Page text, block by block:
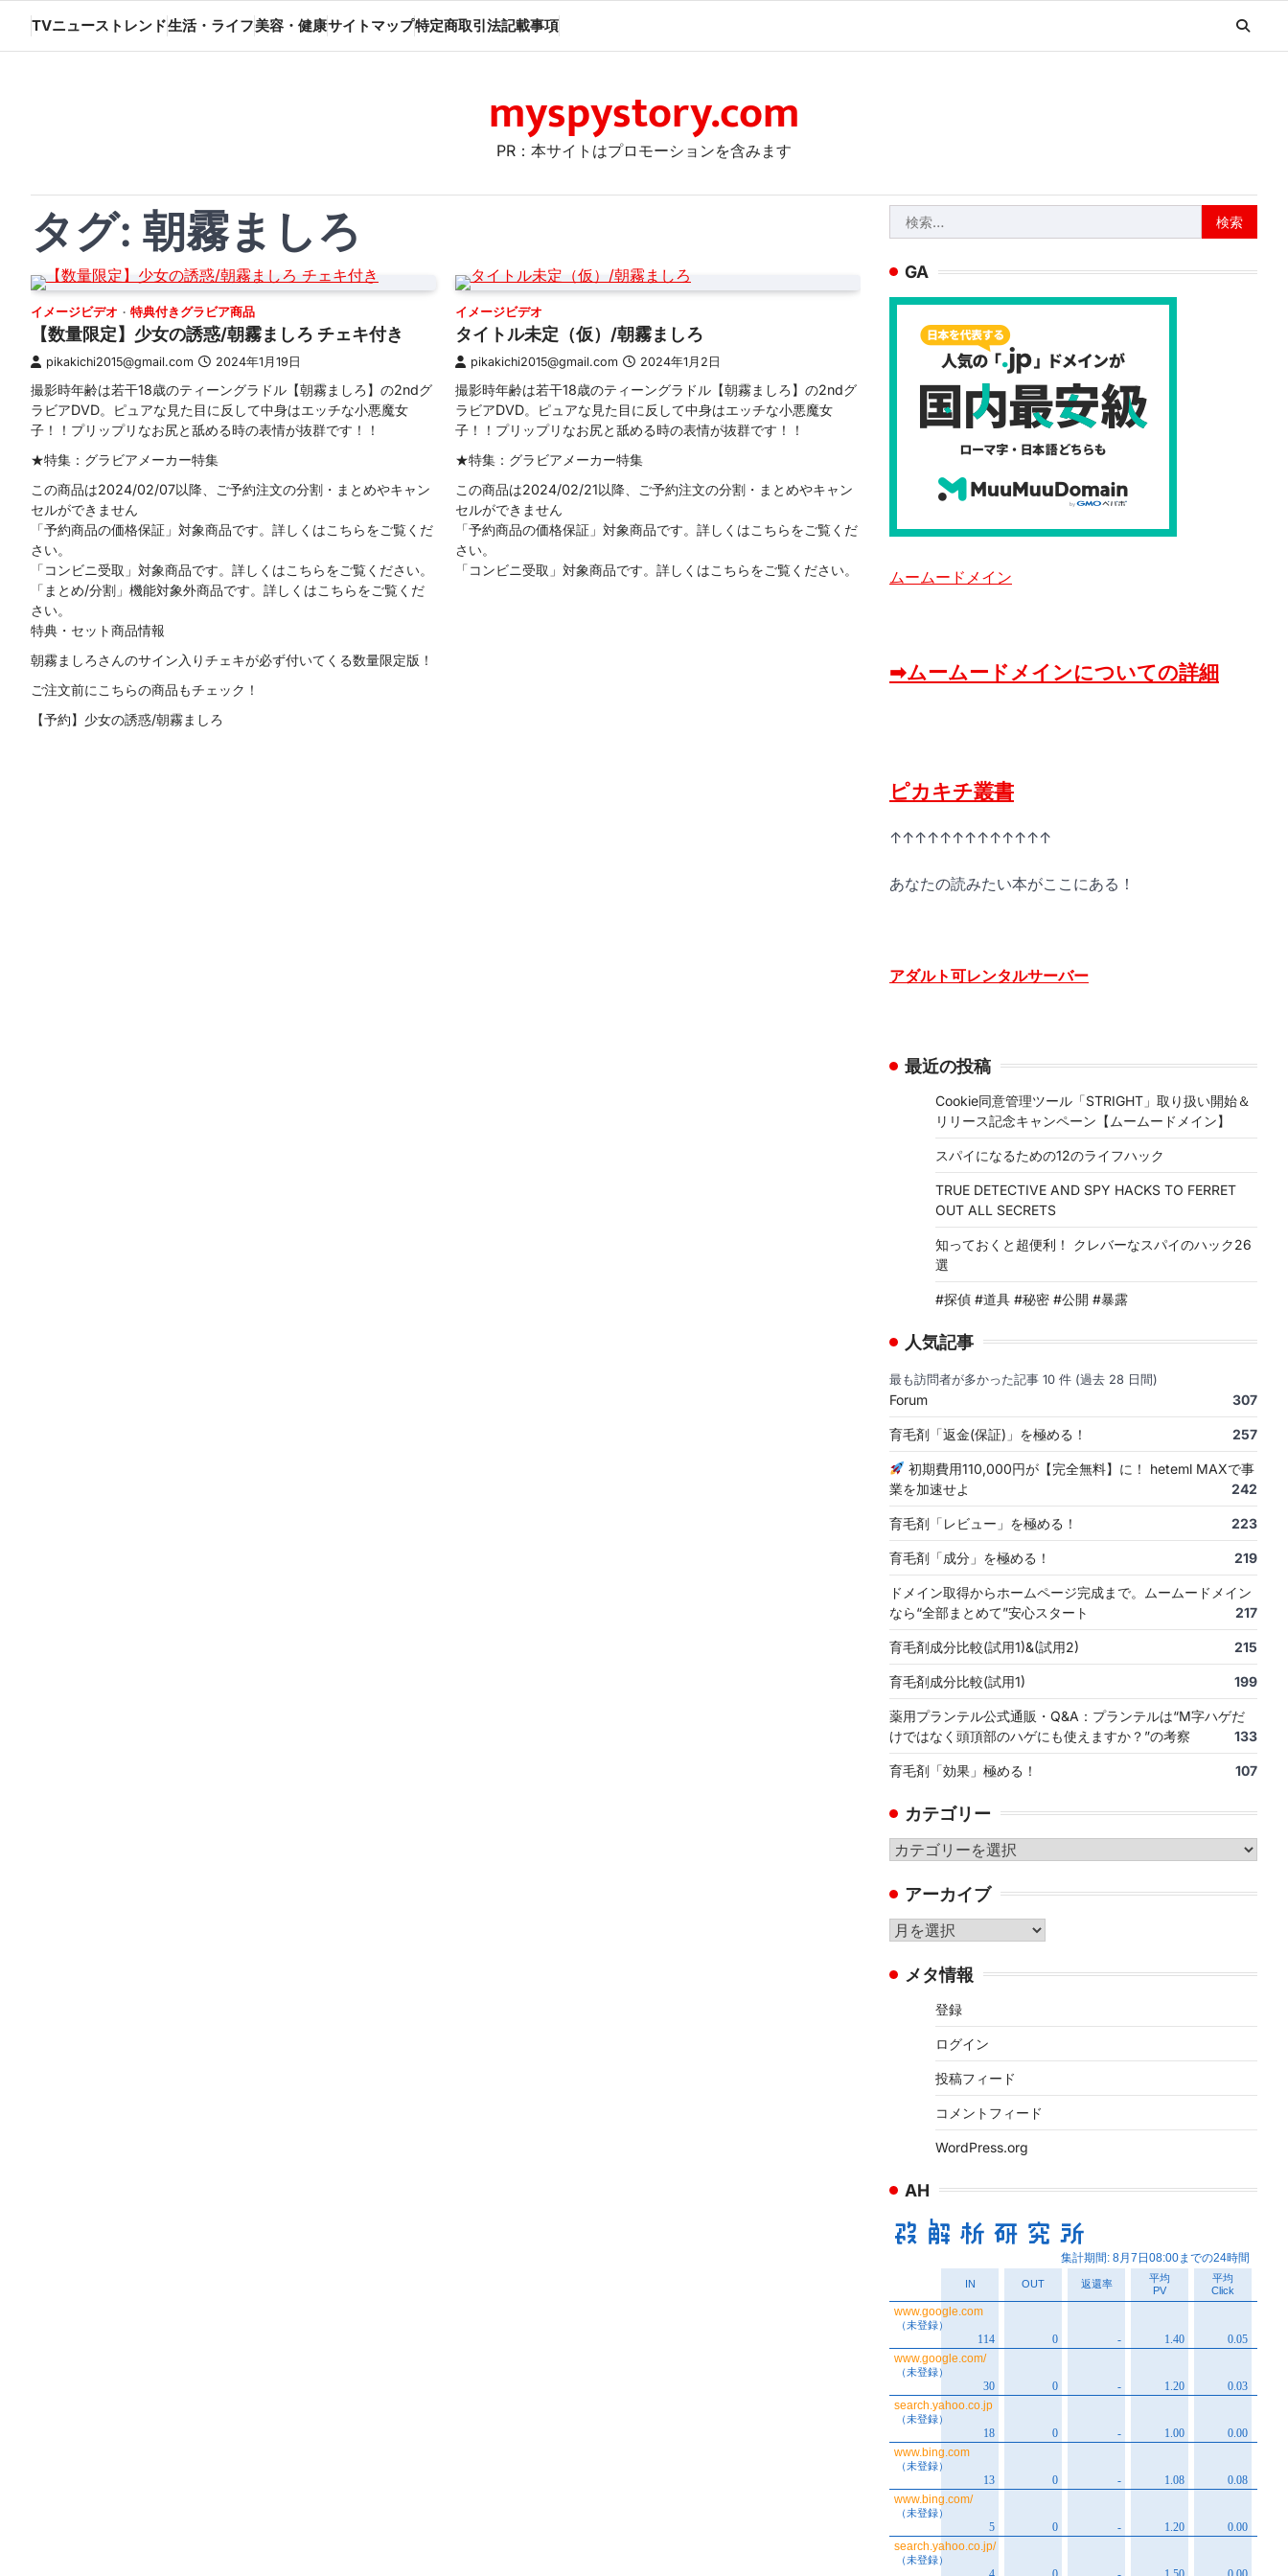
content
TVニューストレンド生活・ライフ美容・健康サイトマップ特定商取引法記載事項
myspystory.com
PR：本サイトはプロモーションを含みます
タグ: 朝霧ましろ
イメージビデオ 特典付きグラビア商品
【数量限定】少女の誘惑/朝霧ましろ チェキ付き
pikakichi2015@gmail.com 2024年1月19日
撮影時年齢は若干18歳のティーングラドル【朝霧ましろ】の2ndグ
ラビアDVD。ピュアな見た目に反して中身はエッチな小悪魔女
子！！プリップリなお尻と舐める時の表情が抜群です！！
★特集：グラビアメーカー特集
この商品は2024/02/07以降、ご予約注文の分割・まとめやキャン
セルができません
「予約商品の価格保証」対象商品です。詳しくはこちらをご覧くだ
さい。
「コンビニ受取」対象商品です。詳しくはこちらをご覧ください。
「まとめ/分割」機能対象外商品です。詳しくはこちらをご覧くだ
さい。
特典・セット商品情報
朝霧ましろさんのサイン入りチェキが必ず付いてくる数量限定版！
ご注文前にこちらの商品もチェック！
【予約】少女の誘惑/朝霧ましろ
イメージビデオ
タイトル未定（仮）/朝霧ましろ
pikakichi2015@gmail.com 2024年1月2日
撮影時年齢は若干18歳のティーングラドル【朝霧ましろ】の2ndグ
ラビアDVD。ピュアな見た目に反して中身はエッチな小悪魔女
子！！プリップリなお尻と舐める時の表情が抜群です！！
★特集：グラビアメーカー特集
この商品は2024/02/21以降、ご予約注文の分割・まとめやキャン
セルができません
「予約商品の価格保証」対象商品です。詳しくはこちらをご覧くだ
さい。
「コンビニ受取」対象商品です。詳しくはこちらをご覧ください。
索:
GA
ムームードメイン
➡ムームードメインについての詳細
ピカキチ叢書
↑↑↑↑↑↑↑↑↑↑↑↑↑
あなたの読みたい本がここにある！
アダルト可レンタルサーバー
最近の投稿
Cookie同意管理ツール「STRIGHT」取り扱い開始＆
リリース記念キャンペーン【ムームードメイン】
スパイになるための12のライフハック
TRUE DETECTIVE AND SPY HACKS TO FERRET
OUT ALL SECRETS
知っておくと超便利！ クレバーなスパイのハック26
選
#探偵 #道具 #秘密 #公開 #暴露
人気記事
最も訪問者が多かった記事 10 件 (過去 28 日間)
Forum 307
育毛剤「返金(保証)」を極める！ 257
初期費用110,000円が【完全無料】に！ heteml MAXで事
業を加速せよ
242
育毛剤「レビュー」を極める！ 223
育毛剤「成分」を極める！ 219
ドメイン取得からホームページ完成まで。ムームードメイン
なら“全部まとめて”安心スタート
217
育毛剤成分比較(試用1)&(試用2) 215
育毛剤成分比較(試用1) 199
薬用プランテル公式通販・Q&A：プランテルは“M字ハゲだ
けではなく頭頂部のハゲにも使えますか？”の考察
133
育毛剤「効果」極める！ 107
カテゴリー
カ
ゴ
リ
ー
アーカイブ
ア
カ メタ情報
登録
ログイン
投稿フィード
コメントフィード
WordPress.org
AH